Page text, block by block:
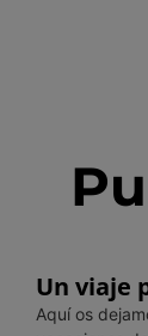
Un viaje
Aquí os